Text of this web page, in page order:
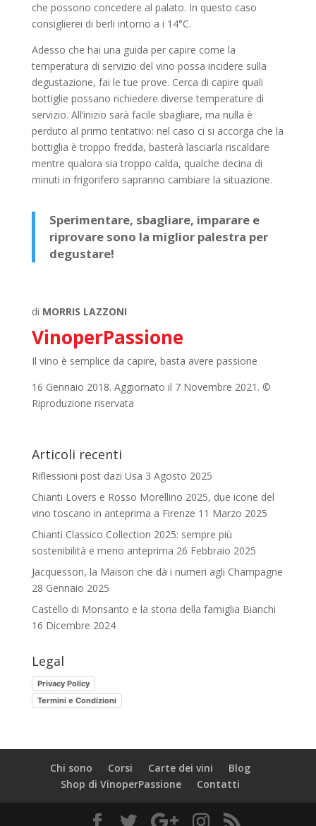
che possono concedere al palato. In questo caso
consiglierei di berli intorno a i 14°C.
Adesso che hai una guida per capire come la
temperatura di servizio del vino possa incidere sulla
degustazione, fai le tue prove. Cerca di capire quali
bottiglie possano richiedere diverse temperature di
servizio. All’inizio sarà facile sbagliare, ma nulla è
perduto al primo tentativo: nel caso ci si accorga che la
bottiglia è troppo fredda, basterà lasciarla riscaldare
mentre qualora sia troppo calda, qualche decina di
minuti in frigorifero sapranno cambiare la situazione.
Sperimentare, sbagliare, imparare e
riprovare sono la miglior palestra per
degustare!
di MORRIS LAZZONI
VinoperPassione
Il vino è semplice da capire, basta avere passione
16 Gennaio 2018. Aggiornato il 7 Novembre 2021. ©
Riproduzione riservata
Articoli recenti
Riflessioni post dazi Usa 3 Agosto 2025
Chianti Lovers e Rosso Morellino 2025, due icone del
vino toscano in anteprima a Firenze 11 Marzo 2025
Chianti Classico Collection 2025: sempre più
sostenibilità e meno anteprima 26 Febbraio 2025
Jacquesson, la Maison che dà i numeri agli Champagne
28 Gennaio 2025
Castello di Monsanto e la storia della famiglia Bianchi
16 Dicembre 2024
Legal
Privacy Policy
Termini e Condizioni
Chi sono Corsi Carte dei vini
Blog
Shop di VinoperPassione
Contatti